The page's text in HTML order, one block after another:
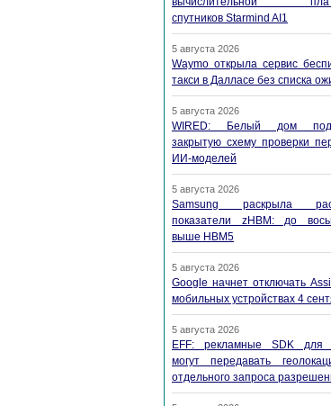
спутников Starmind AI1
5 августа 2026
Waymo открыла сервис
такси в Далласе без списка
5 августа 2026
WIRED: Белый дом
закрытую схему проверки
ИИ-моделей
5 августа 2026
Samsung раскрыла
показатели zHBM: до
выше HBM5
5 августа 2026
Google начнет отключать
мобильных устройствах 4
5 августа 2026
EFF: рекламные SDK для
могут передавать
отдельного запроса